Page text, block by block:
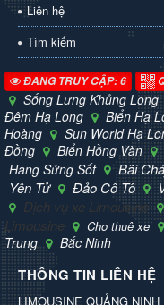
Liên hệ
Tìm kiếm
ĐANG TRUY CẬP: 6
Sống Lưng Khủng Long
Đêm Hạ Long
Biển Hạ
Hoàng
Sun World Hạ
Đồng
Biển Hồng Vàn
Hang Sửng Sốt
Bãi
Yên Tử Đảo Cô Tô
Dịch vụ xe Limousine
Limousine
Cho thuê xe
Trung
Bắc Ninh
THÔNG TIN LIÊN HỆ
LIMOUSINE QUẢNG NINH